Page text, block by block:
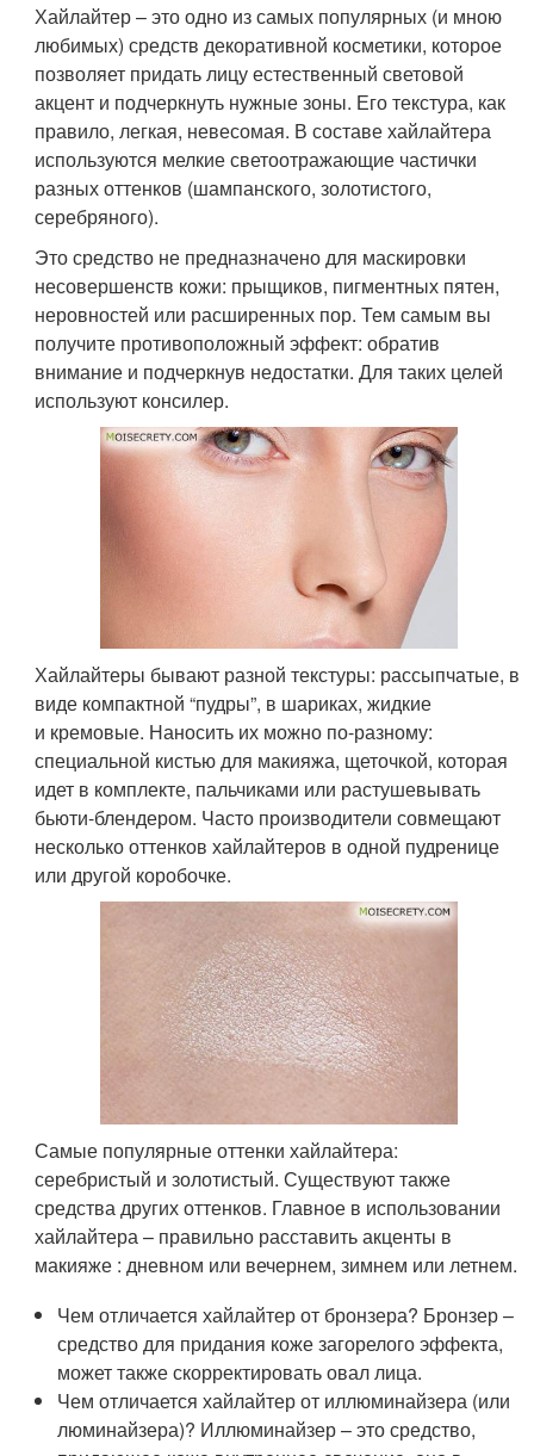
Хайлайтер – это одно из самых популярных (и мною
любимых) средств декоративной косметики, которое
позволяет придать лицу естественный световой
акцент и подчеркнуть нужные зоны. Его текстура, как
правило, легкая, невесомая. В составе хайлайтера
используются мелкие светоотражающие частички
разных оттенков (шампанского, золотистого,
серебряного).
Это средство не предназначено для маскировки
несовершенств кожи: прыщиков, пигментных пятен,
неровностей или расширенных пор. Тем самым вы
получите противоположный эффект: обратив
внимание и подчеркнув недостатки. Для таких целей
используют консилер.
Хайлайтеры бывают разной текстуры: рассыпчатые, в
виде компактной “пудры”, в шариках, жидкие
и кремовые. Наносить их можно по-разному:
специальной кистью для макияжа, щеточкой, которая
идет в комплекте, пальчиками или растушевывать
бьюти-блендером. Часто производители совмещают
несколько оттенков хайлайтеров в одной пудренице
или другой коробочке.
Самые популярные оттенки хайлайтера:
серебристый и золотистый. Существуют также
средства других оттенков. Главное в использовании
хайлайтера – правильно расставить акценты в
макияже : дневном или вечернем, зимнем или летнем.
Чем отличается хайлайтер от бронзера? Бронзер –
средство для придания коже загорелого эффекта,
может также скорректировать овал лица.
Чем отличается хайлайтер от иллюминайзера (или
люминайзера)? Иллюминайзер – это средство,